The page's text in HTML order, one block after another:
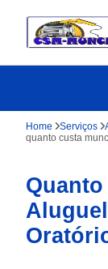
Home Serviços
quanto custa